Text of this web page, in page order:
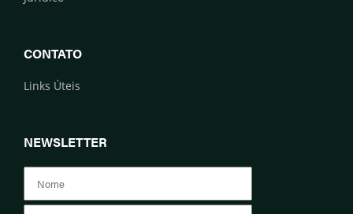
CONTATO
Links Úteis
NEWSLETTER